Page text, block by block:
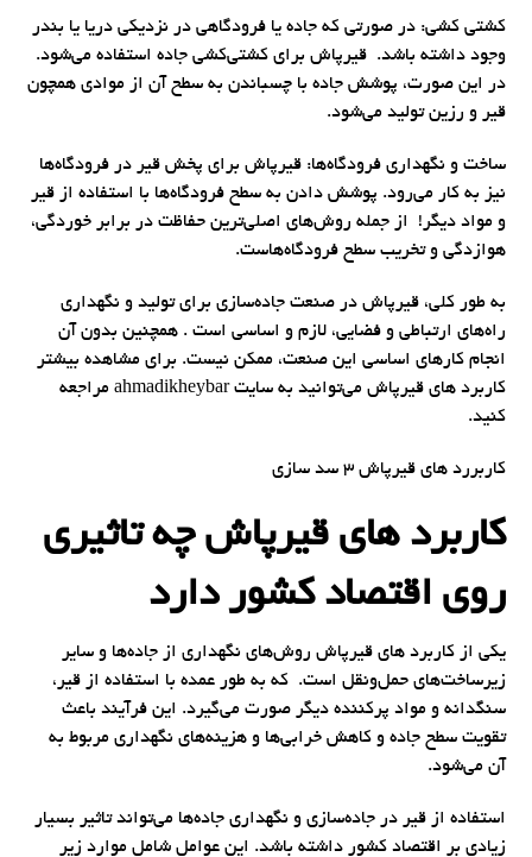
کشتی کشی: در صورتی که جاده یا فرودگاهی در نزدیکی دریا یا بندر
وجود داشته باشد. قیرپاش برای کشتی‌کشی جاده استفاده می‌شود.
در این صورت، پوشش جاده با چسباندن به سطح آن از موادی همچون
قیر و رزین تولید می‌شود.
ساخت و نگهداری فرودگاه‌ها: قیرپاش برای پخش قیر در فرودگاه‌ها
نیز به کار می‌رود. پوشش‌ دادن به سطح فرودگاه‌ها با استفاده از قیر
و مواد دیگر! از جمله روش‌های اصلی‌ترین حفاظت در برابر خوردگی،
هوازدگی و تخریب سطح فرودگاه‌هاست.
به طور کلی، قیرپاش در صنعت جاده‌سازی برای تولید و نگهداری
راه‌های ارتباطی و فضایی، لازم و اساسی است . همچنین بدون آن
انجام کارهای اساسی این صنعت، ممکن نیست. برای مشاهده بیشتر
کاربرد های قیرپاش می‌توانید به سایت ahmadikheybar مراجعه
کنید.
کاربررد های قیرپاش 3 سد سازی
کاربرد های قیرپاش چه تاثیری
روی اقتصاد کشور دارد
یکی از کاربرد های قیرپاش روش‌های نگهداری از جاده‌ها و سایر
زیرساخت‌های حمل‌ونقل است. که به طور عمده با استفاده از قیر،
سنگدانه و مواد پرکننده دیگر صورت می‌گیرد. این فرآیند باعث
تقویت سطح جاده و کاهش خرابی‌ها و هزینه‌های نگهداری مربوط به
آن می‌شود.
استفاده از قیر در جاده‌سازی و نگهداری جاده‌ها می‌تواند تاثیر بسیار
زیادی بر اقتصاد کشور داشته باشد. این عوامل شامل موارد زیر